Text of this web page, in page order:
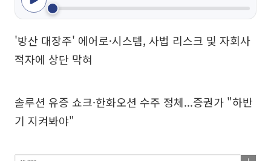
'방산 대장주' 에어로·시스템, 사법 리스크 및 자회사
적자에 상단 막혀
솔루션 유증 쇼크·한화오션 수주 정체...증권가 "하반
기 지켜봐야"